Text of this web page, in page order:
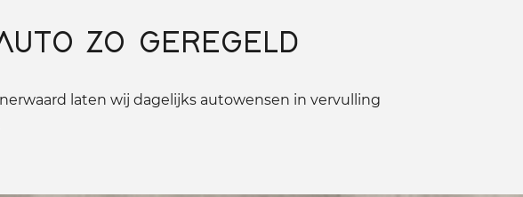
ZO GEREGELD
laten wij dagelijks autowensen in vervulling